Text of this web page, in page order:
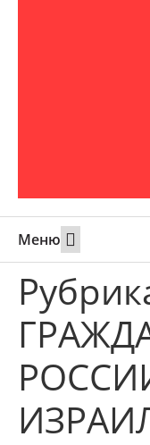
Меню